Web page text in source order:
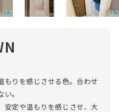
もりを感じさせる色。合わせ
。
安定や温もりを感じさせ、大